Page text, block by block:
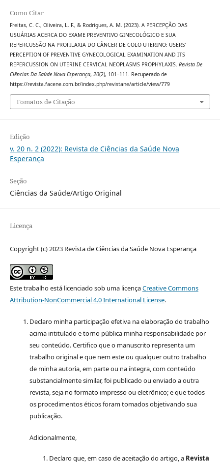
Como Citar
Freitas, C. C., Oliveira, L. F., & Rodrigues, A. M. (2023). A PERCEPÇÃO DAS
USUÁRIAS ACERCA DO EXAME PREVENTIVO GINECOLÓGICO E SUA
REPERCUSSÃO NA PROFILAXIA DO CÂNCER DE COLO UTERINO: USERS’
PERCEPTION OF PREVENTIVE GYNECOLOGICAL EXAMINATION AND ITS
REPERCUSSION ON UTERINE CERVICAL NEOPLASMS PROPHYLAXIS. Revista De
Ciências Da Saúde Nova Esperança, 20(2), 101–111. Recuperado de
https://revista.facene.com.br/index.php/revistane/article/view/779
Fomatos de Citação
Edição
v. 20 n. 2 (2022): Revista de Ciências da Saúde Nova
Esperança
Seção
Ciências da Saúde/Artigo Original
Licença
Copyright (c) 2023 Revista de Ciências da Saúde Nova Esperança
Este trabalho está licenciado sob uma licençaCreative Commons
Attribution-NonCommercial 4.0 International License.
Declaro minha participação efetiva na elaboração do trabalho
acima intitulado e torno pública minha responsabilidade por
seu conteúdo. Certifico que o manuscrito representa um
trabalho original e que nem este ou qualquer outro trabalho
de minha autoria, em parte ou na íntegra, com conteúdo
substancialmente similar, foi publicado ou enviado a outra
revista, seja no formato impresso ou eletrônico; e que todos
os procedimentos éticos foram tomados objetivando sua
publicação.
Adicionalmente,
Declaro que, em caso de aceitação do artigo, a Revista